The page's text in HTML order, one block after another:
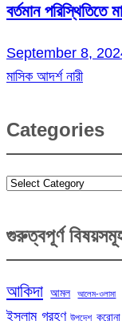
বর্তমান পরিস্থিতিতে
September 8,
মাসিক আদর্শ নারী
Categories
Categories
গুরুত্বপূর্ণ
আকিদা আমল আলেম-ওলামা
ইসলাম গ্রহণ উপদেশ করোনা